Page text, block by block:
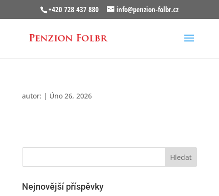
+420 728 437 880 info@penzion-folbr.cz
autor: | Úno 26, 2026
Nejnovější příspěvky